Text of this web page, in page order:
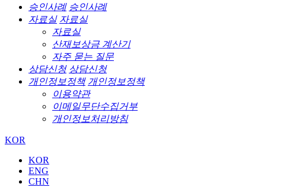
승인사례 승인사례
자료실 자료실
자료실
산재보상금 계산기
자주 묻는 질문
상담신청 상담신청
개인정보정책 개인정보정책
이용약관
이메일무단수집거부
개인정보처리방침
KOR
KOR
ENG
CHN